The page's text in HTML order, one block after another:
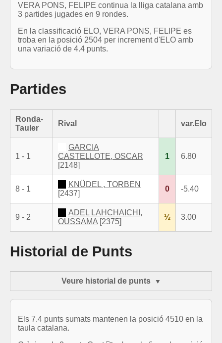
VERA PONS, FELIPE continua la lliga catalana amb
3 partides jugades en 9 rondes.
En la classificació ELO, VERA PONS, FELIPE es
troba en la posició 2504 per increment d'ELO amb
una variació de 4.4 punts.
Partides
Ronda-
Tauler
Rival var.Elo
1 - 1
GARCIA
CASTELLOTE, OSCAR
[2148]
1 6.80
8 - 1
KNÜDEL , TORBEN
[2437]
0 -5.40
9 - 2
ADEL LAHCHAICHI,
OUSSAMA [2375]
½ 3.00
Historial de Punts
Veure historial de punts
Els 7.4 punts sumats mantenen la posició 4510 en la
taula catalana.